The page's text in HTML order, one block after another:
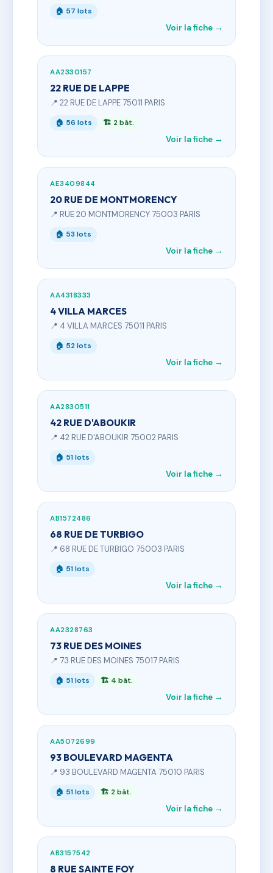
🏠 57 lots
Voir la fiche →
AA2330157
22 RUE DE LAPPE
📍 22 RUE DE LAPPE 75011 PARIS
🏠 56 lots 🏗 2 bât.
Voir la fiche →
AE3409844
20 RUE DE MONTMORENCY
📍 RUE 20 MONTMORENCY 75003 PARIS
🏠 53 lots
Voir la fiche →
AA4318333
4 VILLA MARCES
📍 4 VILLA MARCES 75011 PARIS
🏠 52 lots
Voir la fiche →
AA2830511
42 RUE D'ABOUKIR
📍 42 RUE D'ABOUKIR 75002 PARIS
🏠 51 lots
Voir la fiche →
AB1572486
68 RUE DE TURBIGO
📍 68 RUE DE TURBIGO 75003 PARIS
🏠 51 lots
Voir la fiche →
AA2328763
73 RUE DES MOINES
📍 73 RUE DES MOINES 75017 PARIS
🏠 51 lots 🏗 4 bât.
Voir la fiche →
AA5072699
93 BOULEVARD MAGENTA
📍 93 BOULEVARD MAGENTA 75010 PARIS
🏠 51 lots 🏗 2 bât.
Voir la fiche →
AB3157542
8 RUE SAINTE FOY